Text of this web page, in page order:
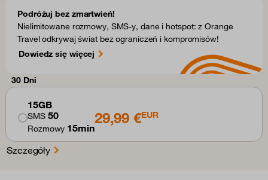
Podróżuj bez zmartwień!
Nielimitowane rozmowy, SMS-y, dane i hotspot: z Orange
Travel odkrywaj świat bez ograniczeń i kompromisów!
Dowiedz się więcej
30 Dni
15GB
SMS 50
Rozmowy 15min
29,99 €EUR
Szczegóły